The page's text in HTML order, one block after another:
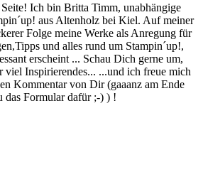
Ich bin Britta Timm, unabhängige
aus Altenholz bei Kiel. Auf meiner
Folge meine Werke als Anregung für
und alles rund um Stampin´up!,
erscheint ... Schau Dich gerne um,
Inspirierendes... ...und ich freue mich
Kommentar von Dir (gaaanz am Ende
das Formular dafür ;-) ) !